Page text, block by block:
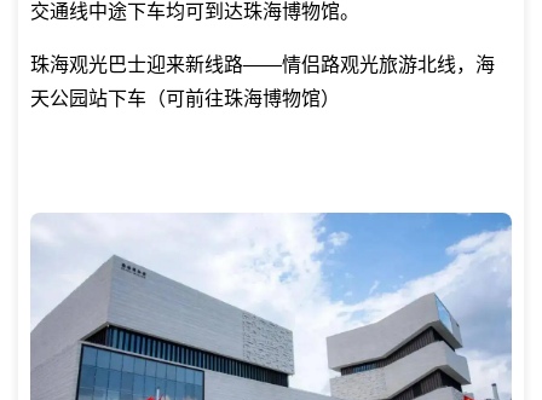
交通线中途下车均可到达珠海博物馆。
珠海观光巴士迎来新线路——情侣路观光旅游北线，海
天公园站下车（可前往珠海博物馆）